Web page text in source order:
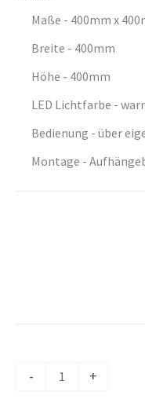
Maße - 400mm x
Breite - 400mm
Höhe - 400mm
LED Lichtfarbe -
Bedienung - über
Montage -
- +